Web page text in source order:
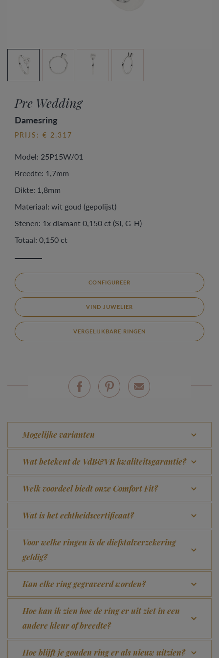
Pre Wedding
Damesring
PRIJS: € 2.317
Model: 25P15W/01
Breedte: 1,7mm
Dikte: 1,8mm
Materiaal: wit goud (gepolijst)
Stenen: 1x diamant 0,150 ct (SI, G-H)
Totaal: 0,150 ct
CONFIGUREER
VIND JUWELIER
VERGELIJKBARE RINGEN
Mogelijke varianten
Wat betekent de VdB&VR kwaliteitsgarantie?
Welk voordeel biedt onze Comfort Fit?
Wat is het echtheidscertificaat?
Voor welke ringen is de diefstalverzekering
geldig?
Kan elke ring gegraveerd worden?
Hoe kan ik zien hoe de ring er uit ziet in een
andere kleur of breedte?
Hoe blijft je gouden ring er als nieuw uitzien?